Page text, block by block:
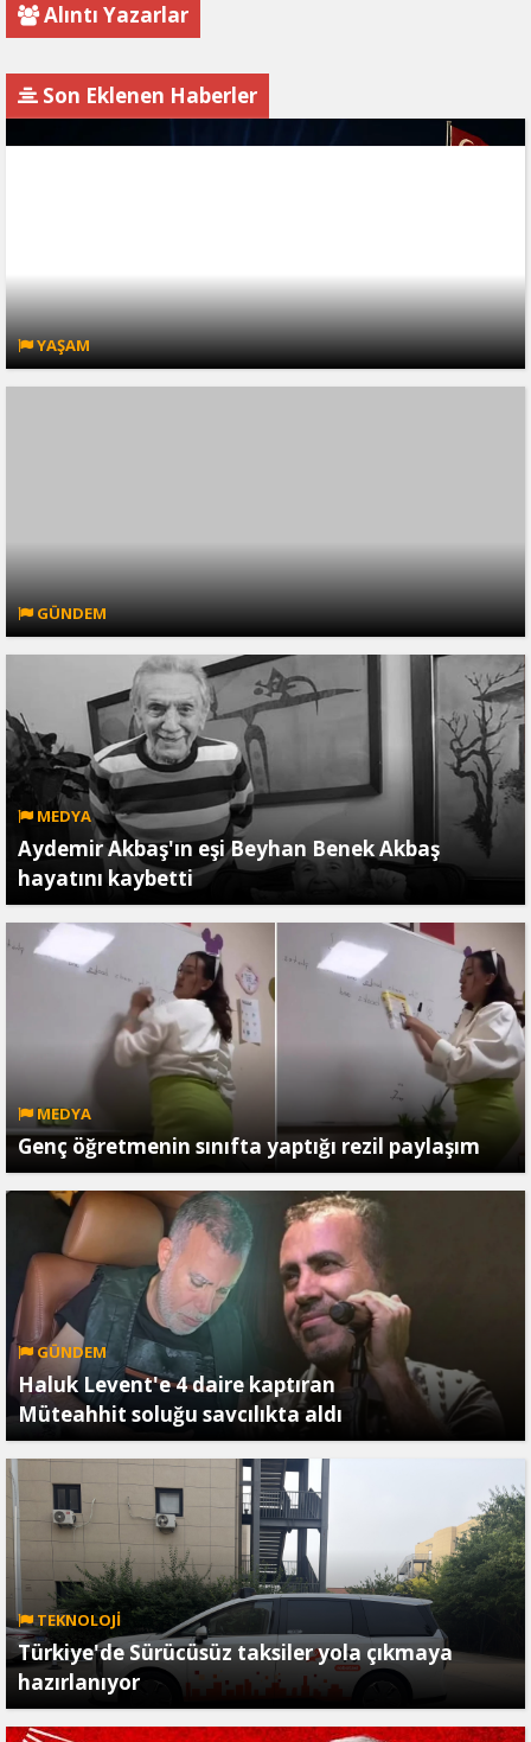
Alıntı Yazarlar
Son Eklenen Haberler
YAŞAM
GÜNDEM
MEDYA
Aydemir Akbaş'ın eşi Beyhan Benek Akbaş
hayatını kaybetti
MEDYA
Genç öğretmenin sınıfta yaptığı rezil paylaşım
GÜNDEM
Haluk Levent'e 4 daire kaptıran
Müteahhit soluğu savcılıkta aldı
TEKNOLOJİ
Türkiye'de Sürücüsüz taksiler yola çıkmaya
hazırlanıyor